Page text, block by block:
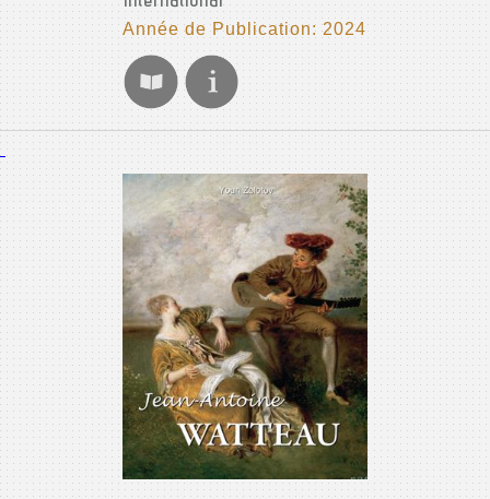
Année de Publication: 2024